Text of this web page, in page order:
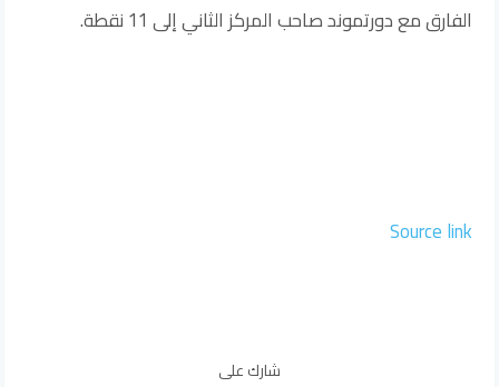
الفارق مع دورتموند صاحب المركز الثاني إلى 11 نقطة.
Source link
شارك على